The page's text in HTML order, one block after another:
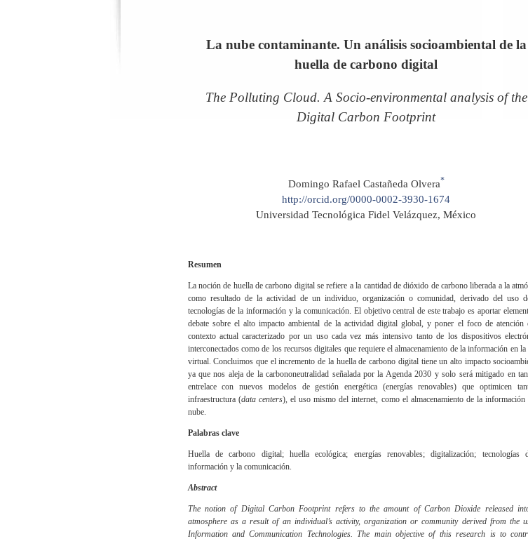
La nube contaminante. Un análisis socioambiental de la
huella de carbono digital
The Polluting Cloud. A Socio-environmental analysis of the
Digital Carbon Footprint
Domingo Rafael Castañeda Olvera*
http://orcid.org/0000-0002-3930-1674
Universidad Tecnológica Fidel Velázquez, México
Resumen
La noción de huella de carbono digital se refiere a la cantidad de dióxido de carbono liberada a la
como resultado de la actividad de un individuo, organización o comunidad, derivado del uso
tecnologías de la información y la comunicación. El objetivo central de este trabajo es aportar
debate sobre el alto impacto ambiental de la actividad digital global, y poner el foco de atención
contexto actual caracterizado por un uso cada vez más intensivo tanto de los dispositivos
interconectados como de los recursos digitales que requiere el almacenamiento de la información en la
virtual. Concluimos que el incremento de la huella de carbono digital tiene un alto impacto
ya que nos aleja de la carbononeutralidad señalada por la Agenda 2030 y solo será mitigado en
entrelace con nuevos modelos de gestión energética (energías renovables) que optimicen
infraestructura (data centers), el uso mismo del internet, como el almacenamiento de la información
nube.
Palabras clave
Huella de carbono digital; huella ecológica; energías renovables; digitalización; tecnologías
información y la comunicación.
Abstract
The notion of Digital Carbon Footprint refers to the amount of Carbon Dioxide released
atmosphere as a result of an individual’s activity, organization or community derived from the
Information and Communication Technologies. The main objective of this research is to